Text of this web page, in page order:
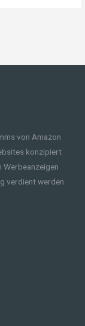
von Amazon
konzipiert
verdient werden